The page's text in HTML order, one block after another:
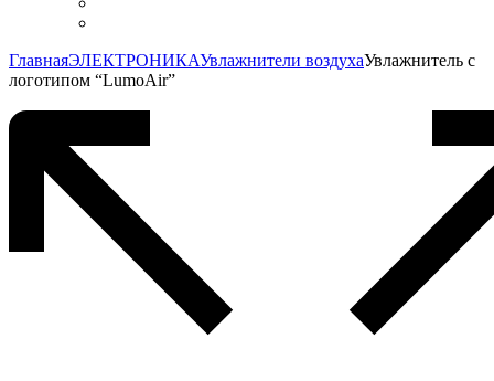
ГлавнаяЭЛЕКТРОНИКАУвлажнители воздухаУвлажнитель с
логотипом “LumoAir”